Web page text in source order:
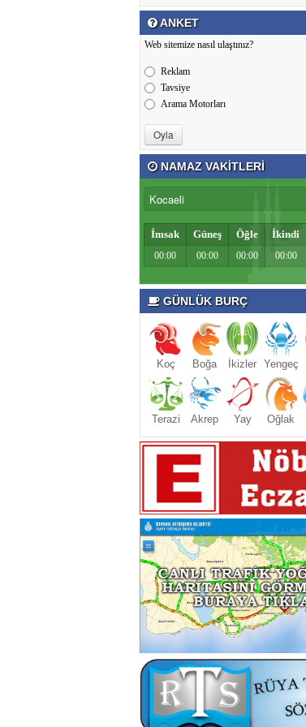
ANKET
Web sitemize nasıl ulaştınız?
Reklam
Tavsiye
Arama Motorları
NAMAZ VAKİTLERİ
İmsak Güneş Öğle İkindi
00:00 00:00 00:00 00:00
GÜNLÜK BURÇ
Koç Boğa İkizler Yengeç
Terazi Akrep Yay Oğlak